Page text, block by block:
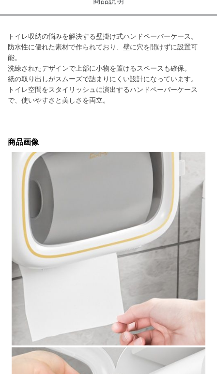
トイレ収納の悩みを解決する壁掛け式ハンドペーパーケース。
防水性に優れた素材で作られており、壁に穴を開けずに設置可
能。
洗練されたデザインで上部に小物を置けるスペースも確保。
紙の取り出しがスムーズで詰まりにくい設計になっています。
トイレ空間をスタイリッシュに演出するハンドペーパーケース
で、使いやすさと美しさを両立。
商品画像